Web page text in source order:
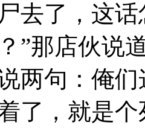
去了，这
”那店伙说
两句：俺
了，就是个